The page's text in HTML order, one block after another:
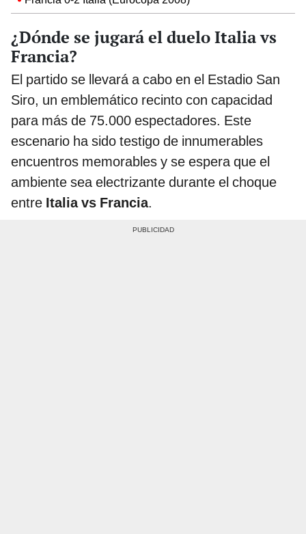
¿Dónde se jugará el duelo Italia vs
Francia?
El partido se llevará a cabo en el Estadio San
Siro, un emblemático recinto con capacidad
para más de 75.000 espectadores. Este
escenario ha sido testigo de innumerables
encuentros memorables y se espera que el
ambiente sea electrizante durante el choque
entre Italia vs Francia.